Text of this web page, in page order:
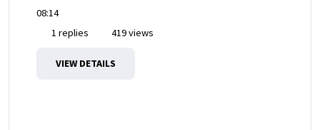
08:14
1 replies
419 views
VIEW DETAILS